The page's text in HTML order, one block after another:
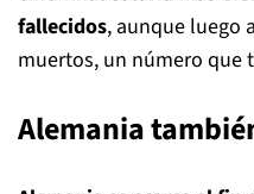
fallecidos, aunque luego
muertos, un número que
Alemania